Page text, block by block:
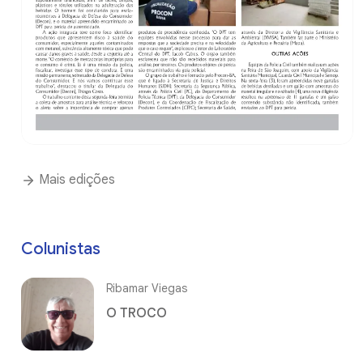
Mais edições
Colunistas
Ribamar Viegas
O TROCO